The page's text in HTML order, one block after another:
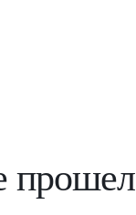
прошел